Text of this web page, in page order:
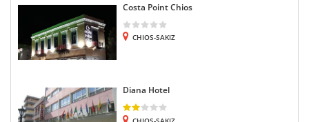
Costa Point Chios
CHIOS-SAKIZ
Diana Hotel